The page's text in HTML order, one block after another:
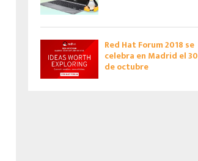
Red Hat Forum 2018 se
celebra en Madrid el 30
de octubre